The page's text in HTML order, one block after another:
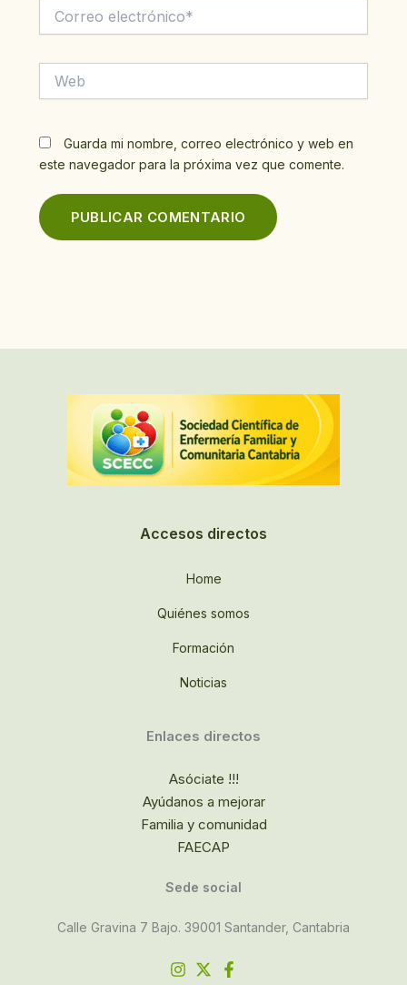
electrónico*
Guarda mi nombre, correo electrónico y web en
este navegador para la próxima vez que comente.
Accesos directos
Home
Quiénes somos
Formación
Noticias
Enlaces directos
Asóciate !!!
Ayúdanos a mejorar
Familia y comunidad
FAECAP
Sede social
Calle Gravina 7 Bajo. 39001 Santander, Cantabria